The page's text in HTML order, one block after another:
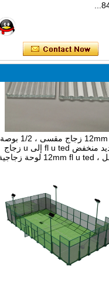
مظلل ، 12mm fl u ted لوحة زجاجية
ضيقة مقوسة للزينة الداخلية
معيار CE الكامل لسعر زجاج ملعب